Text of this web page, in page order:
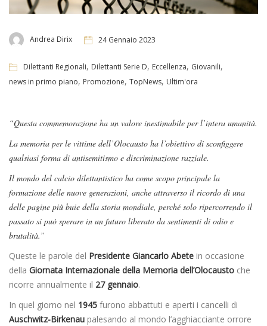
Andrea Dirix 24 Gennaio 2023
Dilettanti Regionali, Dilettanti Serie D, Eccellenza, Giovanili,
news in primo piano, Promozione, TopNews, Ultim'ora
“Questa commemorazione ha un valore inestimabile per l’intera umanità.
La memoria per le vittime dell’Olocausto ha l’obiettivo di sconfiggere
qualsiasi forma di antisemitismo e discriminazione razziale.
Il mondo del calcio dilettantistico ha come scopo principale la
formazione delle nuove generazioni, anche attraverso il ricordo di una
delle pagine più buie della storia mondiale, perché solo ripercorrendo il
passato si può sperare in un futuro liberato da sentimenti di odio e
brutalità.”
Queste le parole del Presidente Giancarlo Abete in occasione
della Giornata Internazionale della Memoria dell’Olocausto che
ricorre annualmente il 27 gennaio.
In quel giorno nel 1945 furono abbattuti e aperti i cancelli di
Auschwitz-Birkenau palesando al mondo l’agghiacciante orrore